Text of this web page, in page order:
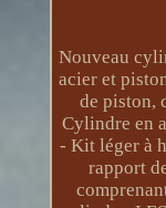
Nouveau
acier et
de piston,
Cylindre en
- Kit léger à
rapport